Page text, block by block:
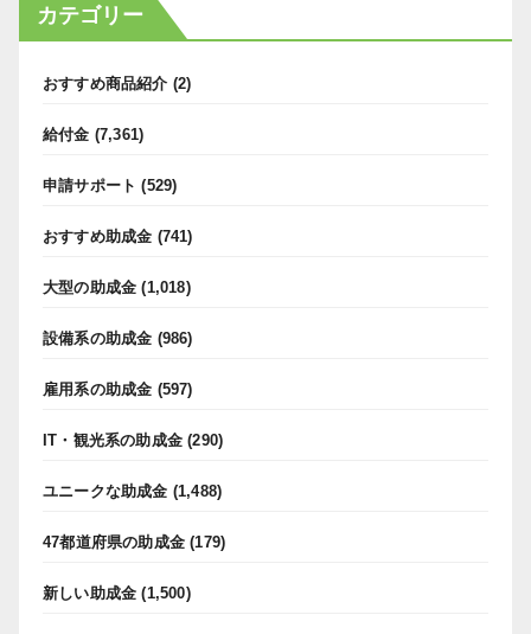
カテゴリー
おすすめ商品紹介 (2)
給付金 (7,361)
申請サポート (529)
おすすめ助成金 (741)
大型の助成金 (1,018)
設備系の助成金 (986)
雇用系の助成金 (597)
IT・観光系の助成金 (290)
ユニークな助成金 (1,488)
47都道府県の助成金 (179)
新しい助成金 (1,500)